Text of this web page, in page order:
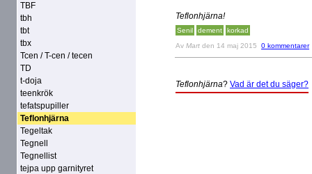
TBF
tbh
tbt
tbx
Tcen / T-cen / tecen
TD
t-doja
teenkrök
tefatspupiller
Teflonhjärna
Tegeltak
Tegnell
Tegnellist
tejpa upp garnityret
Teflonhjärna!
Senil dement korkad
Av Mart den 14 maj 2015 0 kommentarer
Teflonhjärna? Vad är det du säger?